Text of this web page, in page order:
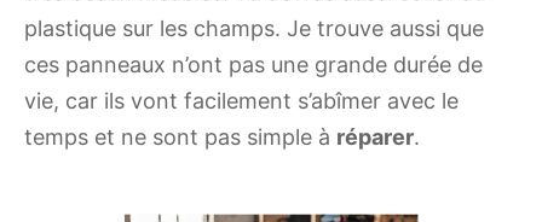
plastique sur les champs. Je trouve aussi que
ces panneaux n’ont pas une grande durée de
vie, car ils vont facilement s’abîmer avec le
temps et ne sont pas simple à réparer.